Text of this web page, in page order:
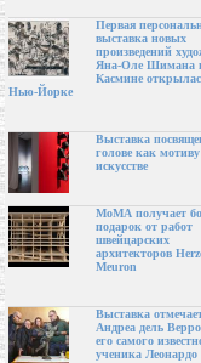
Первая
выставка новых
произведений
Яна-Оле Шимана
Касмине
Нью-Йорке
Выставка
голове как
искусстве
МоМА получает
подарок от работ
швейцарских
архитекторов
Meuron
Выставка
Андреа дель
его самого
ученика Леонардо